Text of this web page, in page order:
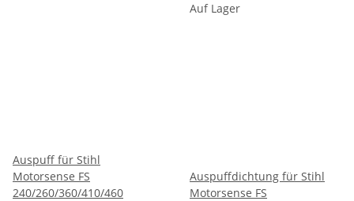
Auspuff für Stihl
Motorsense FS
240/260/360/410/460
Auf Lager
Auspuffdichtung für Stihl
Motorsense FS